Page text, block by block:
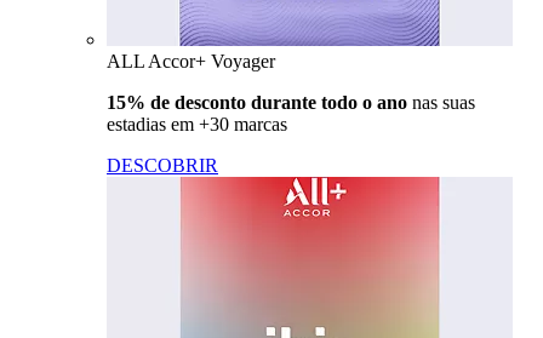
ALL Accor+ Voyager
15% de desconto durante todo o ano nas suas
estadias em +30 marcas
DESCOBRIR